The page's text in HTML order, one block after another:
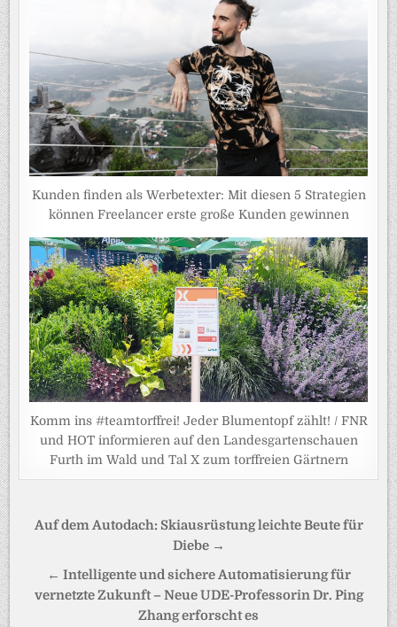
Kunden finden als Werbetexter: Mit diesen 5 Strategien
können Freelancer erste große Kunden gewinnen
Komm ins #teamtorffrei! Jeder Blumentopf zählt! / FNR
und HOT informieren auf den Landesgartenschauen
Furth im Wald und Tal X zum torffreien Gärtnern
Beitragsnavigation
Auf dem Autodach: Skiausrüstung leichte Beute für
Diebe →
← Intelligente und sichere Automatisierung für
vernetzte Zukunft – Neue UDE-Professorin Dr. Ping
Zhang erforscht es